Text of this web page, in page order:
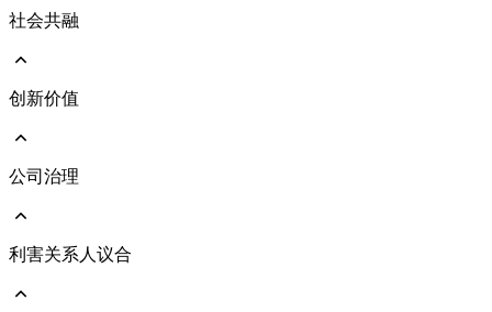
响应国际倡议
执行成果亮点
前往 环境保护
能源与气体管理
社会共融
前往 社会共融
人权管理
社会与人文关怀
创新价值
前往 创新价值
公司治理
前往 公司治理
利害关系人议合